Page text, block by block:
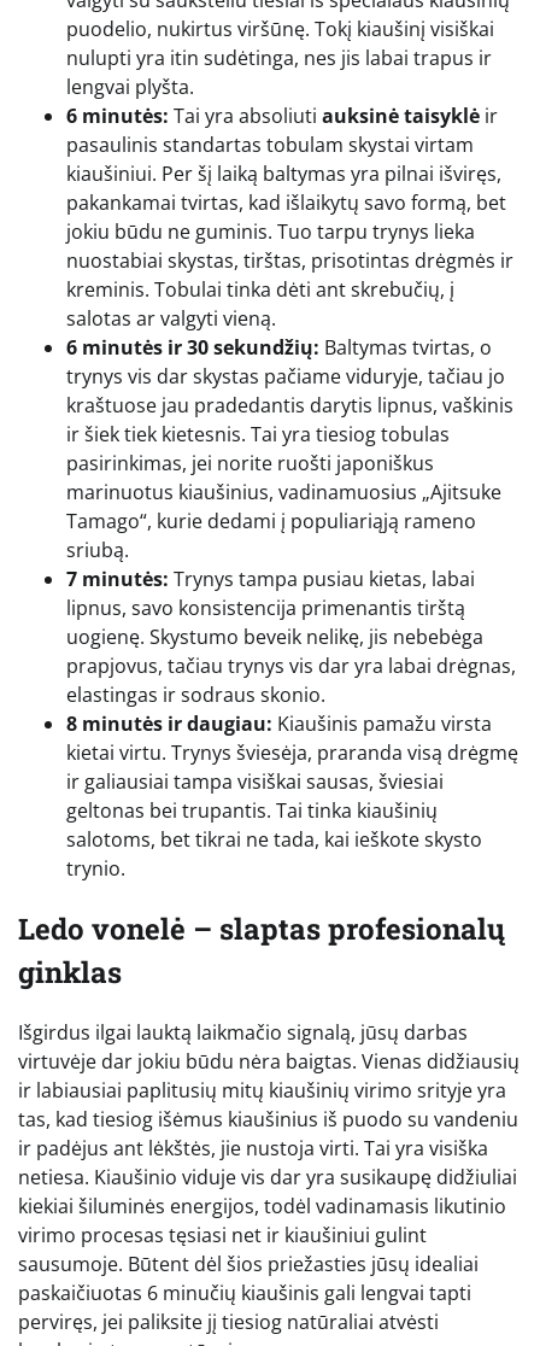
puodelio, nukirtus viršūnę. Tokį kiaušinį visiškai
nulupti yra itin sudėtinga, nes jis labai trapus ir
lengvai plyšta.
6 minutės: Tai yra absoliuti auksinė taisyklė ir
pasaulinis standartas tobulam skystai virtam
kiaušiniui. Per šį laiką baltymas yra pilnai išviręs,
pakankamai tvirtas, kad išlaikytų savo formą, bet
jokiu būdu ne guminis. Tuo tarpu trynys lieka
nuostabiai skystas, tirštas, prisotintas drėgmės ir
kreminis. Tobulai tinka dėti ant skrebučių, į
salotas ar valgyti vieną.
6 minutės ir 30 sekundžių: Baltymas tvirtas, o
trynys vis dar skystas pačiame viduryje, tačiau jo
kraštuose jau pradedantis darytis lipnus, vaškinis
ir šiek tiek kietesnis. Tai yra tiesiog tobulas
pasirinkimas, jei norite ruošti japoniškus
marinuotus kiaušinius, vadinamuosius „Ajitsuke
Tamago“, kurie dedami į populiariąją rameno
sriubą.
7 minutės: Trynys tampa pusiau kietas, labai
lipnus, savo konsistencija primenantis tirštą
uogienę. Skystumo beveik nelikę, jis nebebėga
prapjovus, tačiau trynys vis dar yra labai drėgnas,
elastingas ir sodraus skonio.
8 minutės ir daugiau: Kiaušinis pamažu virsta
kietai virtu. Trynys šviesėja, praranda visą drėgmę
ir galiausiai tampa visiškai sausas, šviesiai
geltonas bei trupantis. Tai tinka kiaušinių
salotoms, bet tikrai ne tada, kai ieškote skysto
trynio.
Ledo vonelė – slaptas profesionalų
ginklas
Išgirdus ilgai lauktą laikmačio signalą, jūsų darbas
virtuvėje dar jokiu būdu nėra baigtas. Vienas didžiausių
ir labiausiai paplitusių mitų kiaušinių virimo srityje yra
tas, kad tiesiog išėmus kiaušinius iš puodo su vandeniu
ir padėjus ant lėkštės, jie nustoja virti. Tai yra visiška
netiesa. Kiaušinio viduje vis dar yra susikaupę didžiuliai
kiekiai šiluminės energijos, todėl vadinamasis likutinio
virimo procesas tęsiasi net ir kiaušiniui gulint
sausumoje. Būtent dėl šios priežasties jūsų idealiai
paskaičiuotas 6 minučių kiaušinis gali lengvai tapti
perviręs, jei paliksite jį tiesiog natūraliai atvėsti